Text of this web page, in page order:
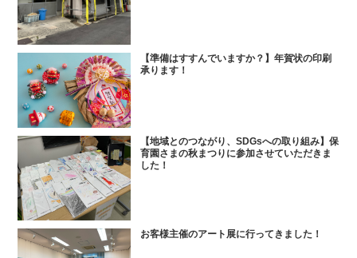
【準備はすすんでいますか？】年賀状の印刷
承ります！
【地域とのつながり、SDGsへの取り組み】保
育園さまの秋まつりに参加させていただきま
した！
お客様主催のアート展に行ってきました！